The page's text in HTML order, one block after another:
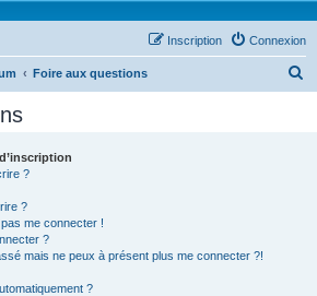
Connexion
Inscription
Foire aux questions
?
?
me connecter !
?
mais ne peux à présent plus me connecter ?!
?